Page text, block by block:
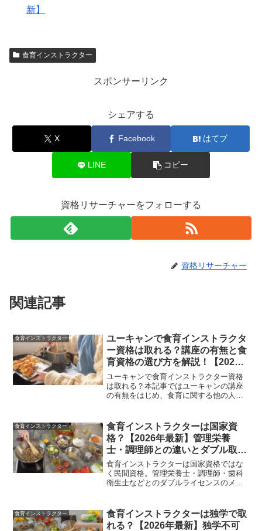
新】
食育インストラクター
スポンサーリンク
シェアする
X Facebook はてブ
LINE コピー
資格リサーチャーをフォローする
資格リサーチャー
関連記事
食育インストラクター
ユーキャンで食育インストラクタ
ー資格は取れる？講座の有無と食
育資格の選び方を解説！【2026
年最新】
ユーキャンで食育インストラクター資格
は取れる？本記事ではユーキャンの講座
の有無をはじめ、食育に関する他の人気
食育インストラクター
食育インストラクターは国家資
格？【2026年最新】管理栄養
士・調理師との違いとダブル取得
のメリットを解説
食育インストラクターは国家資格ではな
く民間資格。管理栄養士・調理師・歯科
衛生士などとのダブルライセンスのメリ
食育インストラクター
食育インストラクターは独学で取
れる？【2026年最新】独学不可